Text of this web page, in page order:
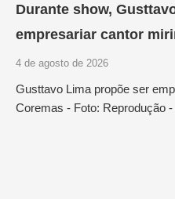
Durante show,
empresariar cantor
4 de agosto de 2026
Gusttavo Lima propõe ser
Coremas - Foto: Reprodução